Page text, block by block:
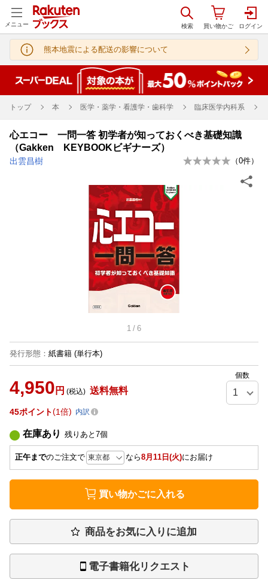
メニュー
熊本地震による配送の影響について
トップ 本 医学・薬学・看護学・歯科学 臨床医学内科系
心エコー 一問一答 初学者が知っておくべき基礎知識
（Gakken KEYBOOKビギナーズ）
出雲昌樹 （0件）
1 / 6
発行形態 ： 紙書籍 (単行本)
4,950 円 (税込) 送料無料
個数
45ポイント 1倍 内訳
在庫あり 残りあと 7個
正午までのご注文で なら8月11日(火)にお届け
買い物かごに入れる
商品をお気に入りに追加
電子書籍化リクエスト